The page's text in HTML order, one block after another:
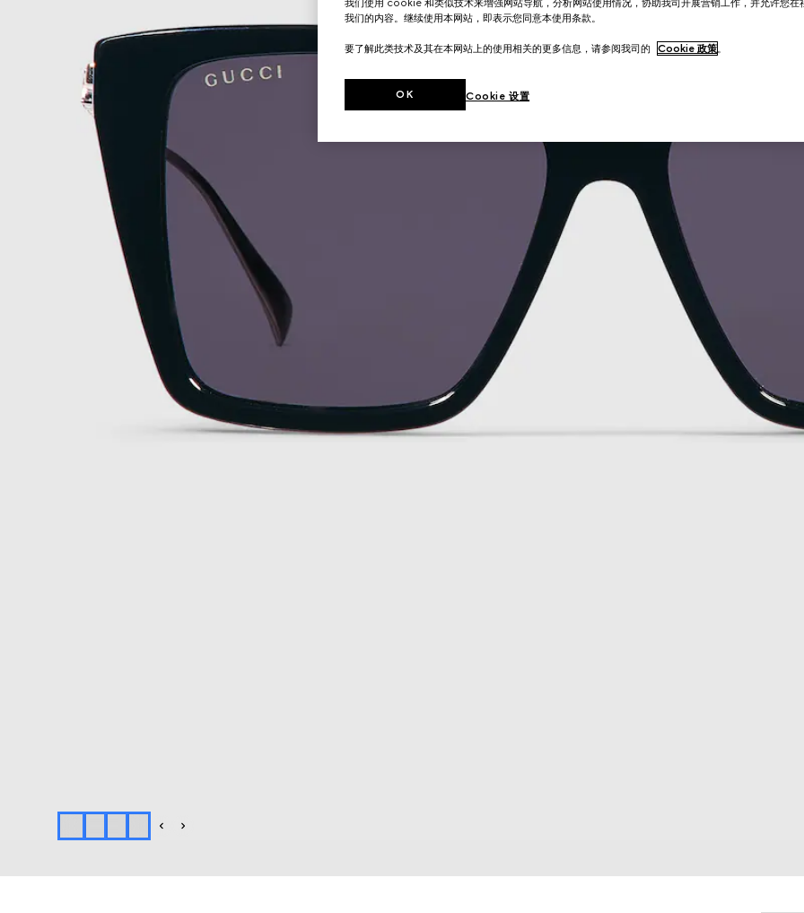
我们使用 cookie 和类似技术来增强网站导航，分析网站使用情况，协助我司开展营销工作，并允许您在
我们的内容。继续使用本网站，即表示您同意本使用条款。
要了解此类技术及其在本网站上的使用相关的更多信息，请参阅我司的 Cookie 政策。
Cookie 设置
OK